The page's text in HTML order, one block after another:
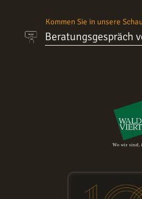
Kommen Sie in unsere
Beratungsgespräch